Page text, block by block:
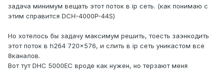
задача минимум вещать этот поток в ip сеть. (как понимаю с
этим справится DCH-4000P-44S)
Но хотелось бы задачу максимум решить, тоесть заэнкодить
этот поток в h264 720x576, и слить в ip сеть уникастом все
8каналов.
Вот тут DHC 5000EC вроде как нужен, но терзают меня